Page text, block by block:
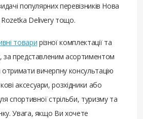
популярних перевізників Нова
Delivery тощо.
товари різної комплектації та
за представленим асортиментом
вичерпну консультацію
аксесуари, розхідники або
спортивної стрільби, туризму та
Увага, якщо Ви хочете